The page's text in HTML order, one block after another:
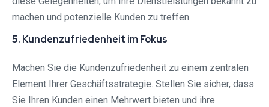
machen und potenzielle Kunden zu treffen.
5. Kundenzufriedenheit im Fokus
Machen Sie die Kundenzufriedenheit zu einem zentralen
Element Ihrer Geschäftsstrategie. Stellen Sie sicher, dass
Sie Ihren Kunden einen Mehrwert bieten und ihre